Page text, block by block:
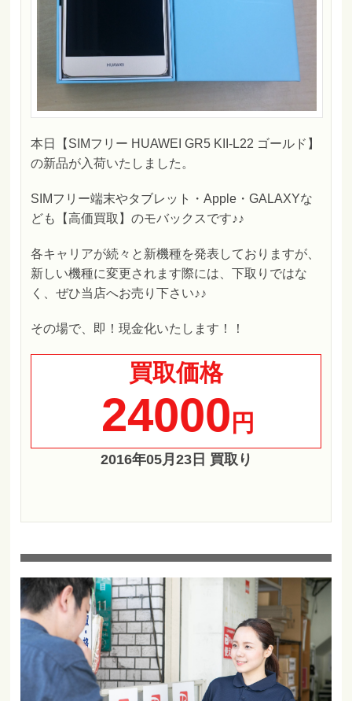
本日【SIMフリー HUAWEI GR5 KII-L22 ゴールド】
の新品が入荷いたしました。
SIMフリー端末やタブレット・Apple・GALAXYな
ども【高価買取】のモバックスです♪♪
各キャリアが続々と新機種を発表しておりますが、
新しい機種に変更されます際には、下取りではな
く、ぜひ当店へお売り下さい♪♪
その場で、即！現金化いたします！！
買取価格
24000 円
2016年05月23日 買取り